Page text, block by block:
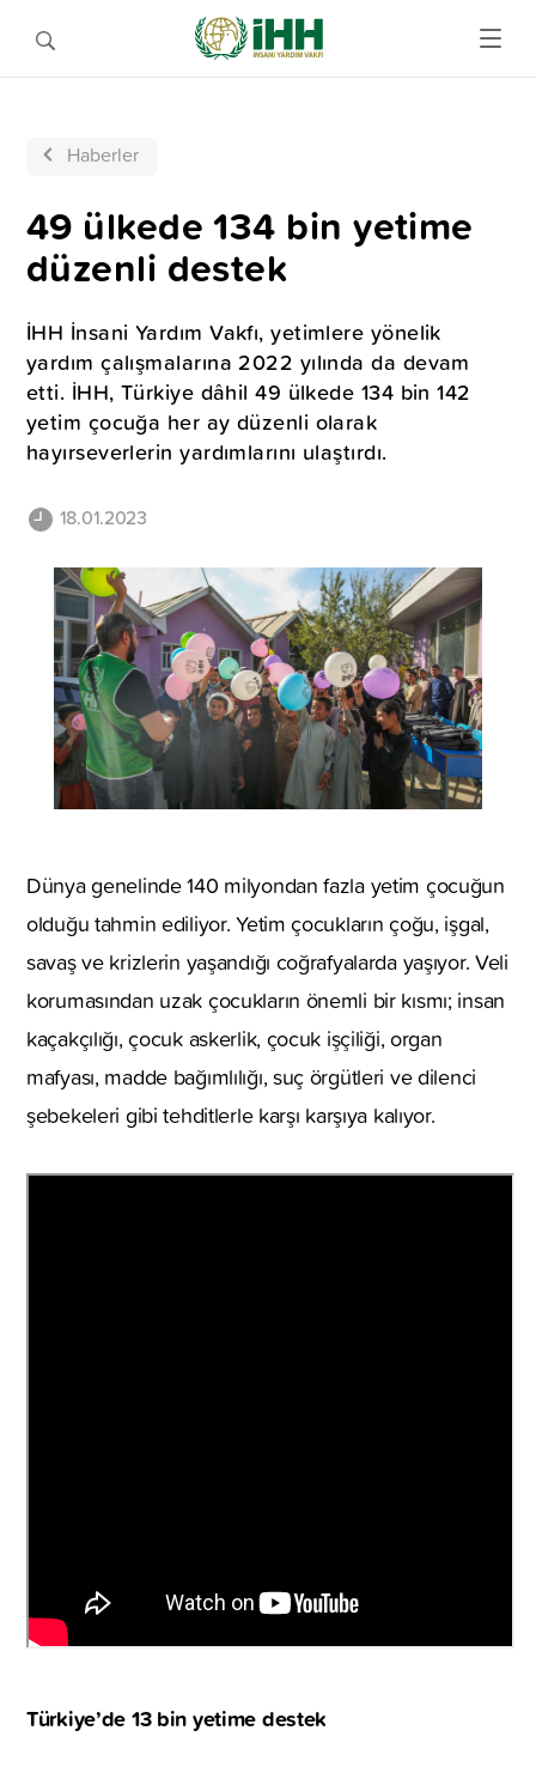
Haberler
49 ülkede 134 bin yetime
düzenli destek
İHH İnsani Yardım Vakfı, yetimlere yönelik
yardım çalışmalarına 2022 yılında da devam
etti. İHH, Türkiye dâhil 49 ülkede 134 bin 142
yetim çocuğa her ay düzenli olarak
hayırseverlerin yardımlarını ulaştırdı.
18.01.2023
Dünya genelinde 140 milyondan fazla yetim çocuğun
olduğu tahmin ediliyor. Yetim çocukların çoğu, işgal,
savaş ve krizlerin yaşandığı coğrafyalarda yaşıyor. Veli
korumasından uzak çocukların önemli bir kısmı; insan
kaçakçılığı, çocuk askerlik, çocuk işçiliği, organ
mafyası, madde bağımlılığı, suç örgütleri ve dilenci
şebekeleri gibi tehditlerle karşı karşıya kalıyor.
Türkiye’de 13 bin yetime destek